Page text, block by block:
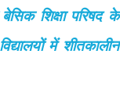
शिक्षा परिषद के
में शीतकालीन